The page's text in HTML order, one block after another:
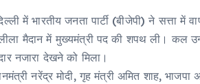
में भारतीय जनता पार्टी (बीजेपी) ने सत्ता
मैदान में मुख्यमंत्री पद की शपथ ली।
नजारा देखने को मिला।
नरेंद्र मोदी, गृह मंत्री अमित शाह,